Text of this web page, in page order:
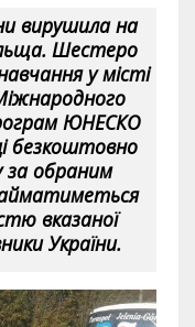
вирушила на
Шестеро
у місті
ЮНЕСКО
безкоштовно
за обраним
вказаної
України.